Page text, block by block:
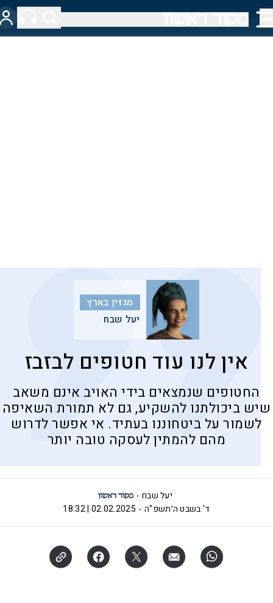
מגזין בארץ
יעל שבח
אין לנו עוד חטופים לבזבז
החטופים שנמצאים בידי האויב אינם משאב
שיש ביכולתנו להשקיע, גם לא תמורת השאיפה
לשמור על ביטחוננו בעתיד. אי אפשר לדרוש
מהם להמתין לעסקה טובה יותר
יעל שבח
ד' בשבט ה׳תשפ"ה
02.02.2025 | 18:32